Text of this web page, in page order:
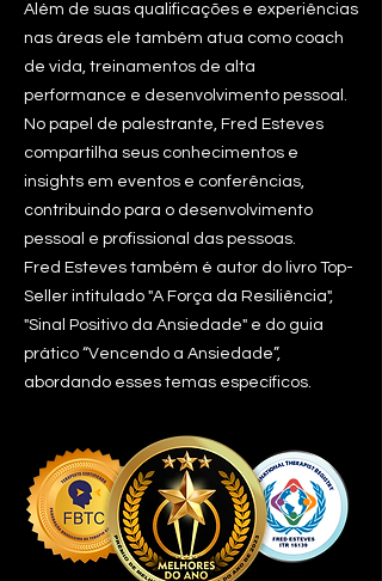
Além de suas qualificações e experiências
nas áreas ele também atua como coach
de vida, treinamentos de alta
performance e desenvolvimento pessoal.
No papel de palestrante, Fred Esteves
compartilha seus conhecimentos e
insights em eventos e conferências,
contribuindo para o desenvolvimento
pessoal e profissional das pessoas.
Fred Esteves também é autor do livro Top-
Seller intitulado "A Força da Resiliência",
"Sinal Positivo da Ansiedade" e do guia
prático “Vencendo a Ansiedade”,
abordando esses temas específicos.